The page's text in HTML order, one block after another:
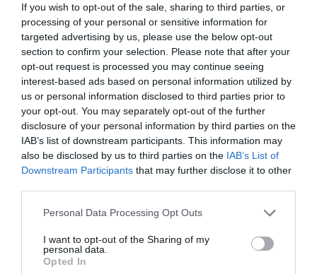
If you wish to opt-out of the sale, sharing to third parties, or
processing of your personal or sensitive information for
targeted advertising by us, please use the below opt-out
section to confirm your selection. Please note that after your
opt-out request is processed you may continue seeing
interest-based ads based on personal information utilized by
us or personal information disclosed to third parties prior to
your opt-out. You may separately opt-out of the further
disclosure of your personal information by third parties on the
IAB’s list of downstream participants. This information may
also be disclosed by us to third parties on the IAB’s List of
Downstream Participants that may further disclose it to other
Please note that this website/app uses one or more Google
not limited to your visit or usage behaviour. You may click to
grant or deny consent to Google and its third-party tags to
use your data for below specified purposes in below Google
Personal Data Processing Opt Outs
I want to opt-out of the Sharing of my
personal data.
Opted In
Ágoston Péter
2022. December 6.
Ünnepelni jöttünk, és teljes
siker lett. Gombás mártásban
szüzérme isteni, a
parmezánosan rántott csirke
ragyogó volt. Hibátlan és
udvarias kiszolgálás, nagyon
barátságos környezet. Istenien
éreztük magunkat, köszönet
érte! Ágoston